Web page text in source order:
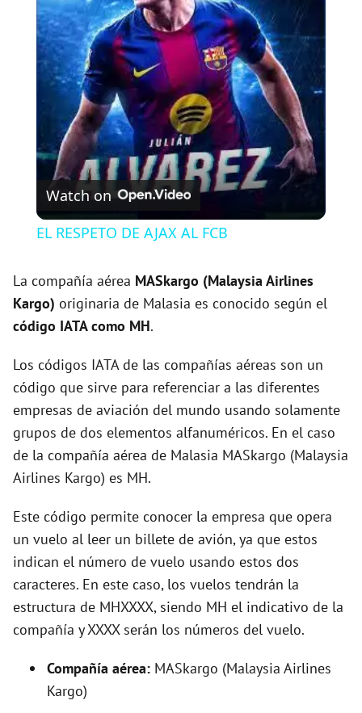
l
a
y
V
i
d
o
Watch on
EL RESPETO DE AJAX AL FCB
La compañía aérea MASkargo (Malaysia Airlines
Kargo) originaria de Malasia es conocido según el
código IATA como MH.
Los códigos IATA de las compañías aéreas son un
código que sirve para referenciar a las diferentes
empresas de aviación del mundo usando solamente
grupos de dos elementos alfanuméricos. En el caso
de la compañía aérea de Malasia MASkargo (Malaysia
Airlines Kargo) es MH.
Este código permite conocer la empresa que opera
un vuelo al leer un billete de avión, ya que estos
indican el número de vuelo usando estos dos
caracteres. En este caso, los vuelos tendrán la
estructura de MHXXXX, siendo MH el indicativo de la
compañía y XXXX serán los números del vuelo.
Compañía aérea: MASkargo (Malaysia Airlines
Kargo)